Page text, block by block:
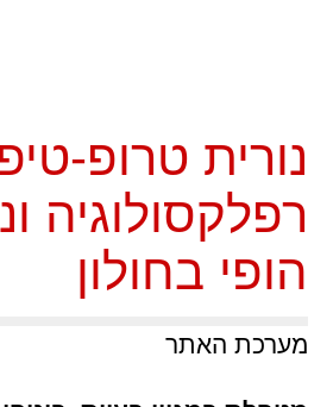
נורית טרופ-
רפלקסולוגיה
הופי בחולון
מערכת האתר